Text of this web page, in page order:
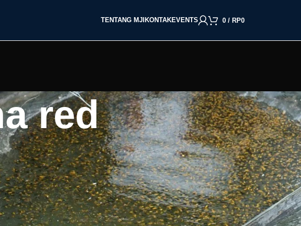
TENTANG MJI KONTAKEVENTS 0 / RP0
red
corak warna
keunikan
BACA BERDASARKAN JENIS IKAN